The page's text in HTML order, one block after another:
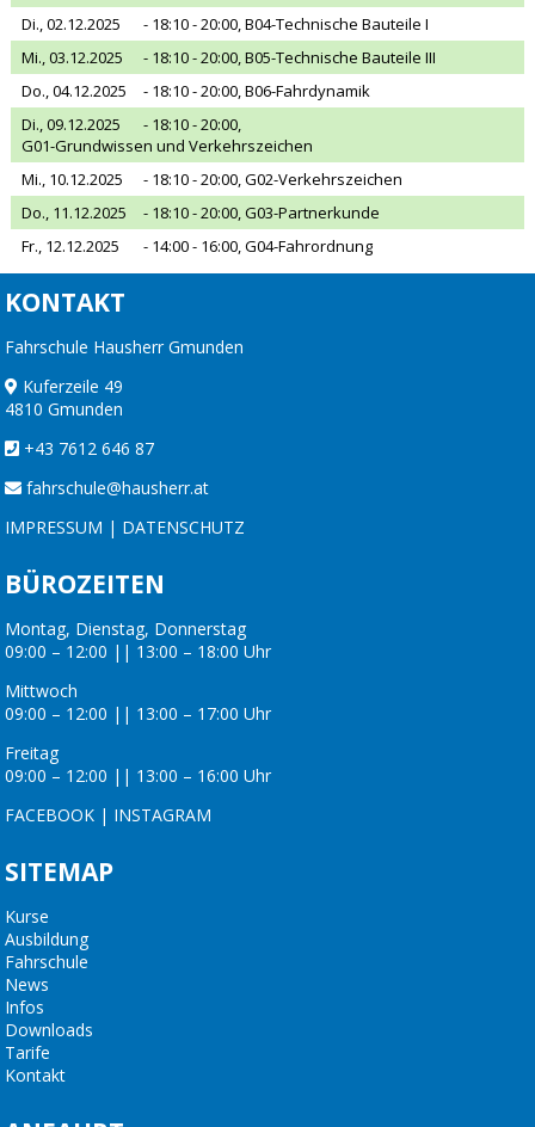
Di., 02.12.2025
- 18:10 - 20:00,B04-Technische Bauteile I
Mi., 03.12.2025
- 18:10 - 20:00,B05-Technische Bauteile III
Do., 04.12.2025
- 18:10 - 20:00,B06-Fahrdynamik
Di., 09.12.2025
- 18:10 - 20:00,
G01-Grundwissen und Verkehrszeichen
Mi., 10.12.2025
- 18:10 - 20:00,G02-Verkehrszeichen
Do., 11.12.2025
- 18:10 - 20:00,G03-Partnerkunde
Fr., 12.12.2025
- 14:00 - 16:00,G04-Fahrordnung
KONTAKT
Fahrschule Hausherr Gmunden
Kuferzeile 49
4810 Gmunden
+43 7612 646 87
fahrschule@hausherr.at
IMPRESSUM | DATENSCHUTZ
BÜROZEITEN
Montag, Dienstag, Donnerstag
09:00 – 12:00 || 13:00 – 18:00 Uhr
Mittwoch
09:00 – 12:00 || 13:00 – 17:00 Uhr
Freitag
09:00 – 12:00 || 13:00 – 16:00 Uhr
FACEBOOK | INSTAGRAM
SITEMAP
Kurse
Ausbildung
Fahrschule
News
Infos
Downloads
Tarife
Kontakt